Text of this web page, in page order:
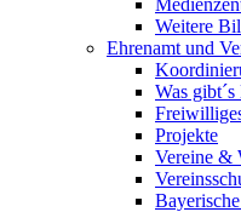
Weitere
Ehrenamt und
Was gibt´s
Projekte
Vereine &